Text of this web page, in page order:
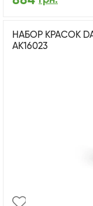
НАБОР КРАСОК
AK16023